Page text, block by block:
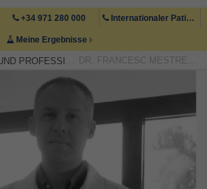
+34 971 280 000 Internationaler Patient +34 971 222 222
Meine Ergebnisse
ÄRZTETEAM UND PROFESSIONELLE DR. FRANCESC MESTRE MESTRE